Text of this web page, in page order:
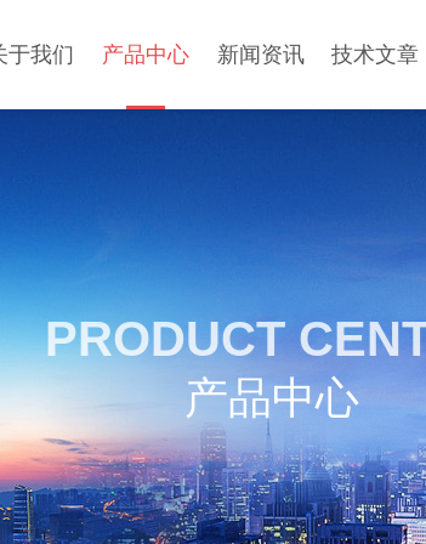
于我们 产品中心 新闻资讯 技术文章
PRODUCT
产品中心